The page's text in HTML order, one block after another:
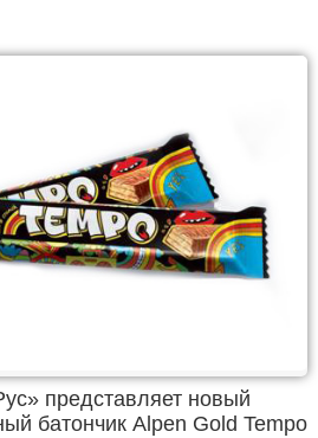
представляет новый
батончик Alpen Gold Tempo